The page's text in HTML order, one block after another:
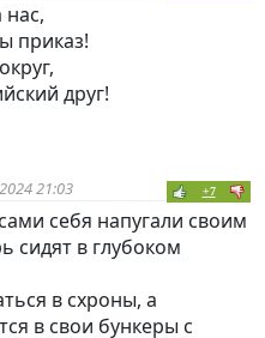
приказ!
друг!
21:03 +7
себя напугали своим
сидят в глубоком
в схроны, а
в свои бункеры с